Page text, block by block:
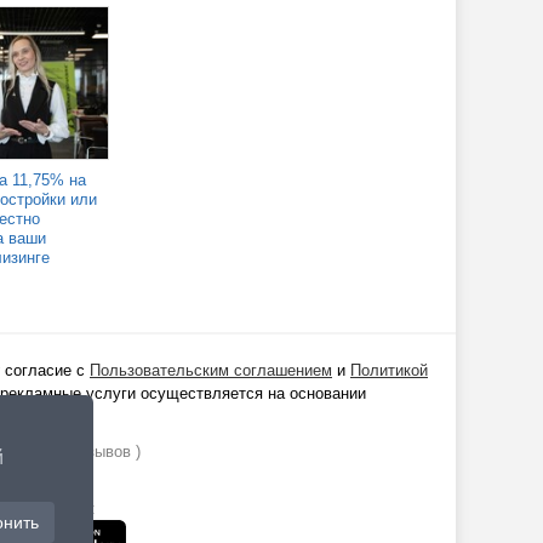
11,75% на
или
ваши
с Пользовательским соглашением и Политикой
услуги осуществляется на основании
отзывов )
Realt Mobile: